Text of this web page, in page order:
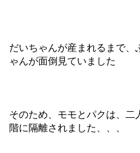
だいちゃんが産まれるまで、
ゃんが面倒見ていました
そのため、モモとパクは、二
階に隔離されました、、、